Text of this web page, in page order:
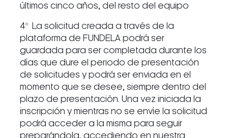
últimos cinco años, del resto del equipo
4º La solicitud creada a través de la
plataforma de FUNDELA podrá ser
guardada para ser completada durante los
días que dure el periodo de presentación
de solicitudes y podrá ser enviada en el
momento que se desee, siempre dentro del
plazo de presentación. Una vez iniciada la
inscripción y mientras no se envíe la solicitud
podrá acceder a la misma para seguir
preparándola, accediendo en nuestra